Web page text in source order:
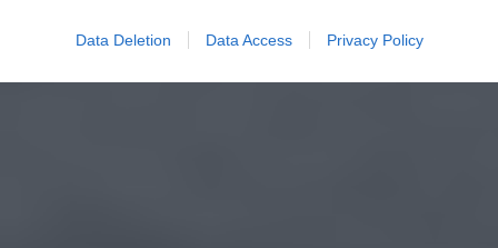
Data Deletion Data Access Privacy Policy